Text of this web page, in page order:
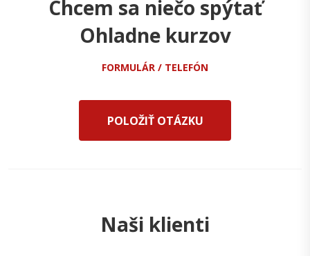
Chcem sa niečo spýtať
Ohladne kurzov
FORMULÁR / TELEFÓN
POLOŽIŤ OTÁZKU
Naši klienti